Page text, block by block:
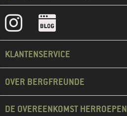
KLANTENSERVICE
OVER BERGFREUNDE
DE OVEREENKOMST HERROEPEN